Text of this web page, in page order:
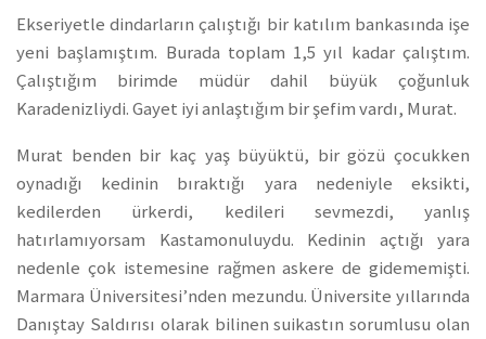
Ekseriyetle dindarların çalıştığı bir katılım bankasında işe
yeni başlamıştım. Burada toplam 1,5 yıl kadar çalıştım.
Çalıştığım birimde müdür dahil büyük çoğunluk
Karadenizliydi. Gayet iyi anlaştığım bir şefim vardı, Murat.
Murat benden bir kaç yaş büyüktü, bir gözü çocukken
oynadığı kedinin bıraktığı yara nedeniyle eksikti,
kedilerden ürkerdi, kedileri sevmezdi, yanlış
hatırlamıyorsam Kastamonuluydu. Kedinin açtığı yara
nedenle çok istemesine rağmen askere de gidememişti.
Marmara Üniversitesi’nden mezundu. Üniversite yıllarında
Danıştay Saldırısı olarak bilinen suikastın sorumlusu olan